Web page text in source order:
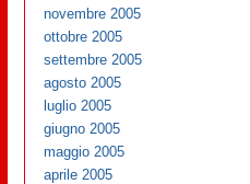
novembre 2005
ottobre 2005
settembre 2005
agosto 2005
luglio 2005
giugno 2005
maggio 2005
aprile 2005